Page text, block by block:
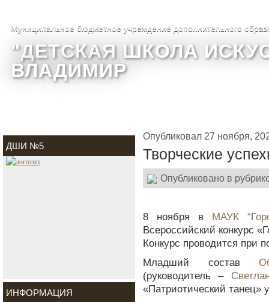
Муниципальное бюджетное учреждение дополнительного
"ДЕТСКАЯ ШКОЛА
ВЛАДИМИР
Сведения об образовательной организации
ДШИ №5
ИНФОРМАЦИЯ
Опубликовал 27 ноября,
Творческие
Опубликовано в
8 ноября в МАУК
Всероссийский конкурс
Конкурс проводится при
Младший состав
(руководитель –
«Патриотический танец»